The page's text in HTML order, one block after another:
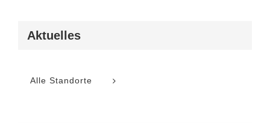
Aktuelles
Alle Standorte